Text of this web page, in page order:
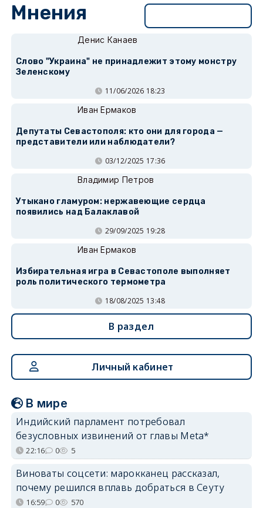
Мнения
Денис Канаев
Слово "Украина" не принадлежит этому монстру
Зеленскому
11/06/2026 18:23
Иван Ермаков
Депутаты Севастополя: кто они для города —
представители или наблюдатели?
03/12/2025 17:36
Владимир Петров
Утыкано гламуром: нержавеющие сердца
появились над Балаклавой
29/09/2025 19:28
Иван Ермаков
Избирательная игра в Севастополе выполняет
роль политического термометра
18/08/2025 13:48
В раздел
Личный кабинет
В мире
Индийский парламент потребовал
безусловных извинений от главы Meta*
22:16 0 5
Виноваты соцсети: марокканец рассказал,
почему решился вплавь добраться в Сеуту
16:59 0 570